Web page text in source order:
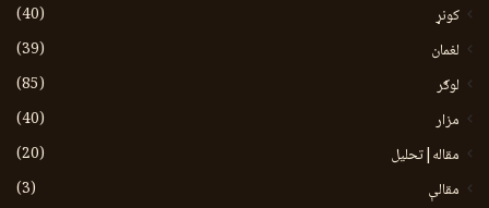
کونړ
(40)
لغمان
(39)
لوګر
(85)
مزار
(40)
مقاله|تحلیل
(20)
مقالې
(3)